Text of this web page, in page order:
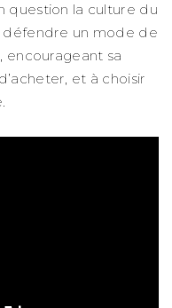
question la culture du
défendre un mode de
encourageant sa
et à choisir